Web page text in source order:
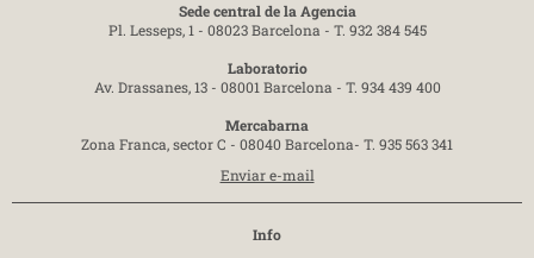
Sede central de la Agencia
Pl. Lesseps, 1 - 08023 Barcelona - T. 932 384 545
Laboratorio
Av. Drassanes, 13 - 08001 Barcelona - T. 934 439 400
Mercabarna
Zona Franca, sector C - 08040 Barcelona- T. 935 563 341
Enviar e-mail
Info